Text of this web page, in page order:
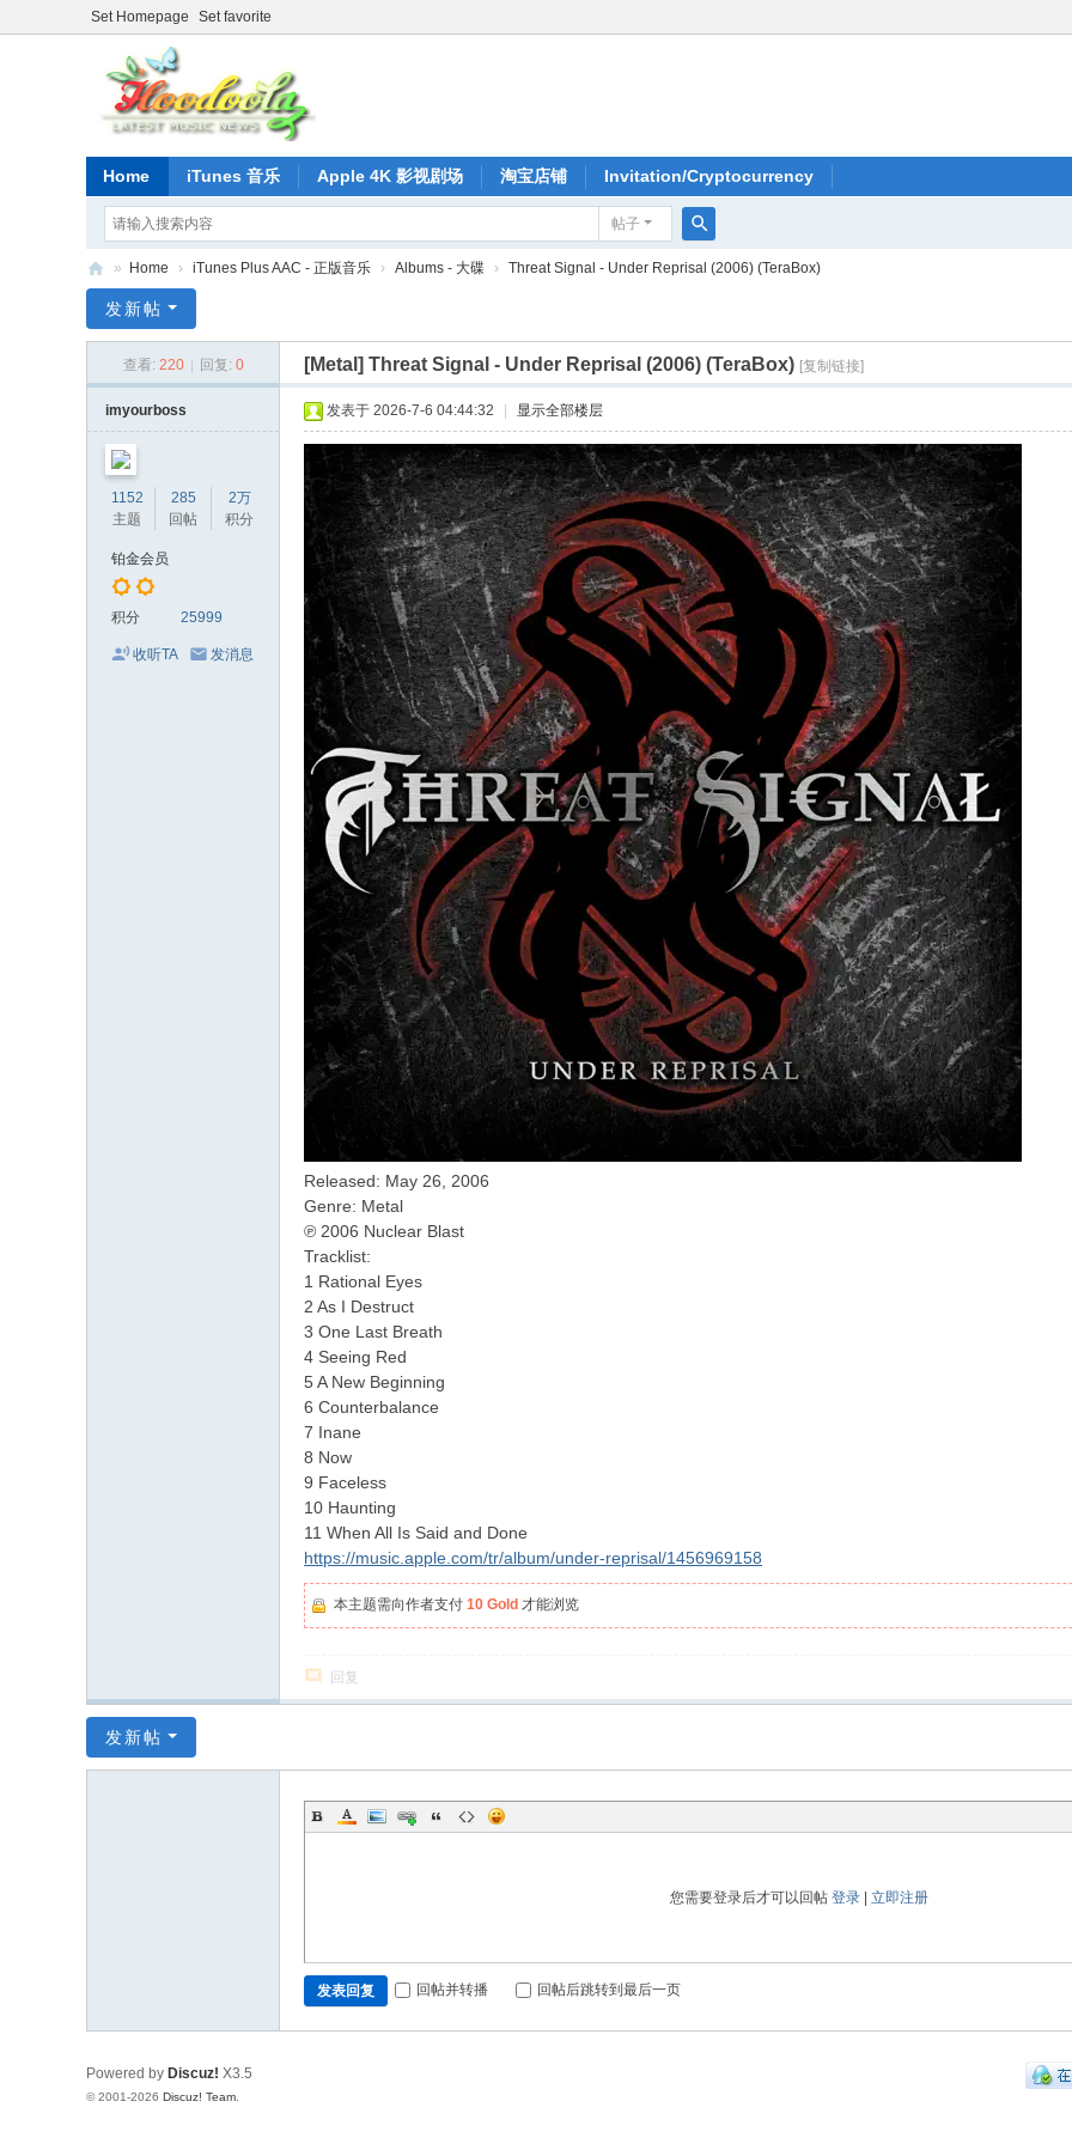
Set Homepage Set favorite
Home iTunes 音乐 Apple 4K 影视剧场 淘宝店铺 Invitation/Cryptocurrency
帖子
搜
版
» Home › iTunes Plus AAC - 正版音乐 › Albums - 大碟 › Threat Signal - Under Reprisal (2006) (TeraBox)
发新帖
查看: 220 回复: 0 [Metal] Threat Signal - Under Reprisal (2006) (TeraBox) [复制链接]
imyourboss
1152
主题
285
回帖
2万
积分
铂金会员
积分 25999
收听TA 发消息
发表于 2026-7-6 04:44:32 显示全部楼层
Released: May 26, 2006
Genre: Metal
℗ 2006 Nuclear Blast
Tracklist:
1 Rational Eyes
2 As I Destruct
3 One Last Breath
4 Seeing Red
5 A New Beginning
6 Counterbalance
7 Inane
8 Now
9 Faceless
10 Haunting
11 When All Is Said and Done
https://music.apple.com/tr/album/under-reprisal/1456969158
本主题需向作者支付 10 Gold 才能浏览
回复
发新帖
您需要登录后才可以回帖 登录| 立即注册
发表回复 回帖并转播 回帖后跳转到最后一页
Powered by Discuz! X3.5
© 2001-2026 Discuz! Team